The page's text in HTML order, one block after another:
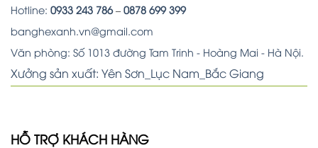
Hotline: 0933 243 786– 0878 699 399
banghexanh.vn@gmail.com
Văn phòng: Số 1013 đường Tam Trinh - Hoàng Mai - Hà Nội.
Xưởng sản xuất: Yên Sơn_Lục Nam_Bắc Giang
HỖ TRỢ KHÁCH HÀNG